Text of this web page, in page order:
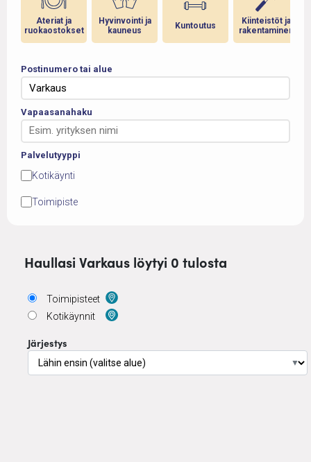
Ateriat ja
ruokaostokset
Hyvinvointi ja
kauneus
Kuntoutus
Kiinteistöt ja
rakentaminen
Postinumero tai alue
Vapaasanahaku
Palvelutyyppi
Kotikäynti
Toimipiste
Haullasi Varkaus löytyi 0 tulosta
Toimipisteet
Kotikäynnit
Järjestys
▼